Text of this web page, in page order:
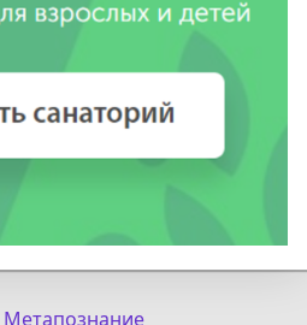
Метапознание